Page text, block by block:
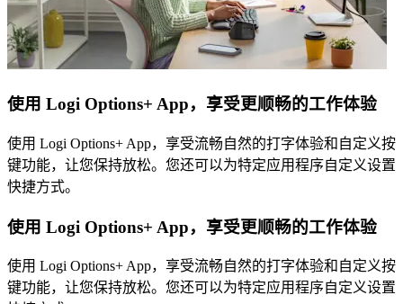
使用 Logi Options+ App，享受更顺畅的工作体验
使用 Logi Options+ App，享受流畅自然的打字体验和自定义按
键功能，让您保持放松。您还可以为特定应用程序自定义设置
快捷方式。
使用 Logi Options+ App，享受更顺畅的工作体验
使用 Logi Options+ App，享受流畅自然的打字体验和自定义按
键功能，让您保持放松。您还可以为特定应用程序自定义设置